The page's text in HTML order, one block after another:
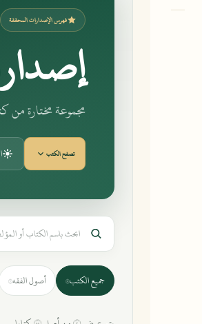
فهرس الإصدارات المحققة
مجموعة مختارة
تصفح الكتب
جميع الكتب٤٨ أصول الفقه١